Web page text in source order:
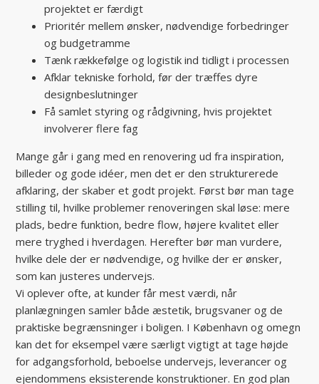
projektet er færdigt
Prioritér mellem ønsker, nødvendige forbedringer
og budgetramme
Tænk rækkefølge og logistik ind tidligt i processen
Afklar tekniske forhold, før der træffes dyre
designbeslutninger
Få samlet styring og rådgivning, hvis projektet
involverer flere fag
Mange går i gang med en renovering ud fra inspiration,
billeder og gode idéer, men det er den strukturerede
afklaring, der skaber et godt projekt. Først bør man tage
stilling til, hvilke problemer renoveringen skal løse: mere
plads, bedre funktion, bedre flow, højere kvalitet eller
mere tryghed i hverdagen. Herefter bør man vurdere,
hvilke dele der er nødvendige, og hvilke der er ønsker,
som kan justeres undervejs.
Vi oplever ofte, at kunder får mest værdi, når
planlægningen samler både æstetik, brugsvaner og de
praktiske begrænsninger i boligen. I København og omegn
kan det for eksempel være særligt vigtigt at tage højde
for adgangsforhold, beboelse undervejs, leverancer og
ejendommens eksisterende konstruktioner. En god plan